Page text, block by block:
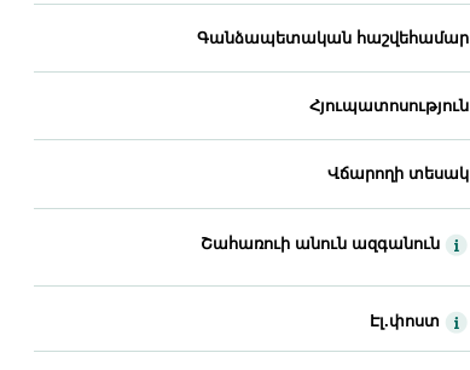
Գանձապետական հաշվեհամար
Հյուպատոսություն
Վճարողի տեսակ
Շահառուի անուն ազգանուն
Էլ.փոստ